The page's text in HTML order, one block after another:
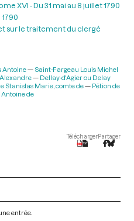
XVI - Du 31 mai au 8 juillet 1790
sur le traitement du clergé
Antoine
Saint-Fargeau Louis Michel
Dellay-d'Agier ou Delay
Stanislas Marie, comte de
Pétion de
Antoine de
TéléchargerPartager
entrée.